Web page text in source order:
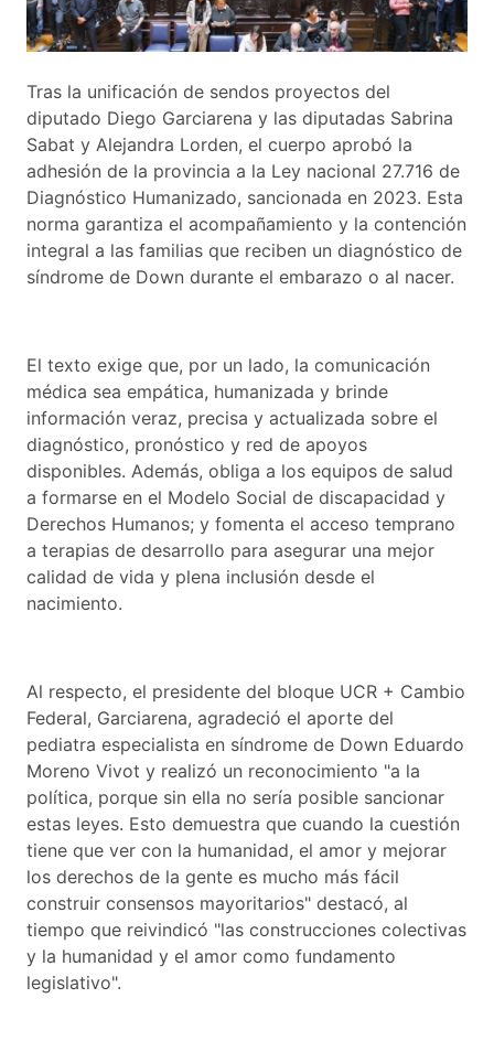
Tras la unificación de sendos proyectos del
diputado Diego Garciarena y las diputadas Sabrina
Sabat y Alejandra Lorden, el cuerpo aprobó la
adhesión de la provincia a la Ley nacional 27.716 de
Diagnóstico Humanizado, sancionada en 2023. Esta
norma garantiza el acompañamiento y la contención
integral a las familias que reciben un diagnóstico de
síndrome de Down durante el embarazo o al nacer.
El texto exige que, por un lado, la comunicación
médica sea empática, humanizada y brinde
información veraz, precisa y actualizada sobre el
diagnóstico, pronóstico y red de apoyos
disponibles. Además, obliga a los equipos de salud
a formarse en el Modelo Social de discapacidad y
Derechos Humanos; y fomenta el acceso temprano
a terapias de desarrollo para asegurar una mejor
calidad de vida y plena inclusión desde el
nacimiento.
Al respecto, el presidente del bloque UCR + Cambio
Federal, Garciarena, agradeció el aporte del
pediatra especialista en síndrome de Down Eduardo
Moreno Vivot y realizó un reconocimiento "a la
política, porque sin ella no sería posible sancionar
estas leyes. Esto demuestra que cuando la cuestión
tiene que ver con la humanidad, el amor y mejorar
los derechos de la gente es mucho más fácil
construir consensos mayoritarios" destacó, al
tiempo que reivindicó "las construcciones colectivas
y la humanidad y el amor como fundamento
legislativo".